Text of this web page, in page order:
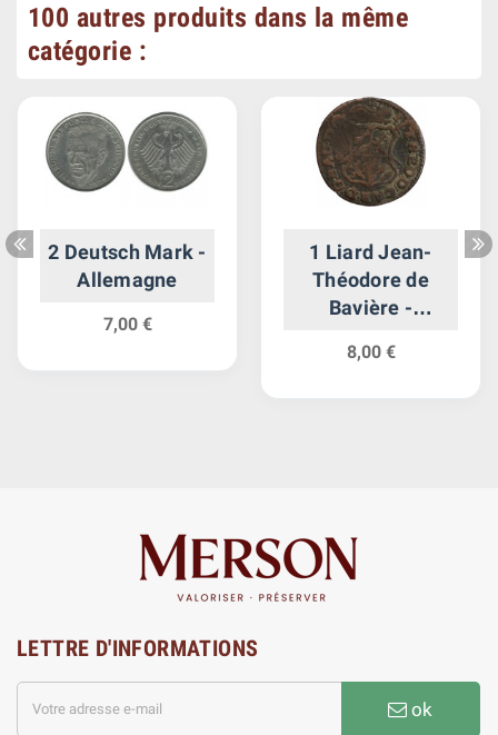
100 autres produits dans la même
catégorie :
2 Deutsch Mark -
Allemagne
7,00 €
1 Liard Jean-
Théodore de
Bavière -
8,00 €
LETTRE D'INFORMATIONS
ok